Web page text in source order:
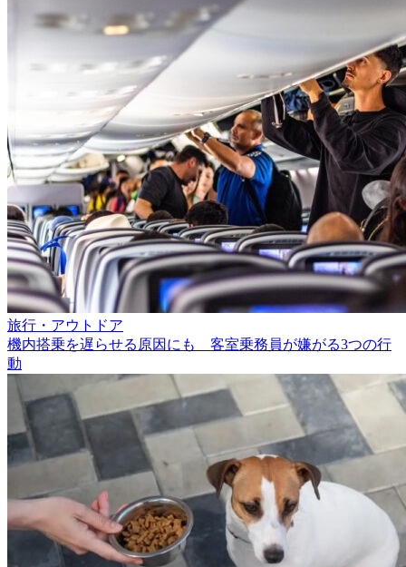
旅行・アウトドア
機内搭乗を遅らせる原因にも 客室乗務員が嫌がる3つの行
動